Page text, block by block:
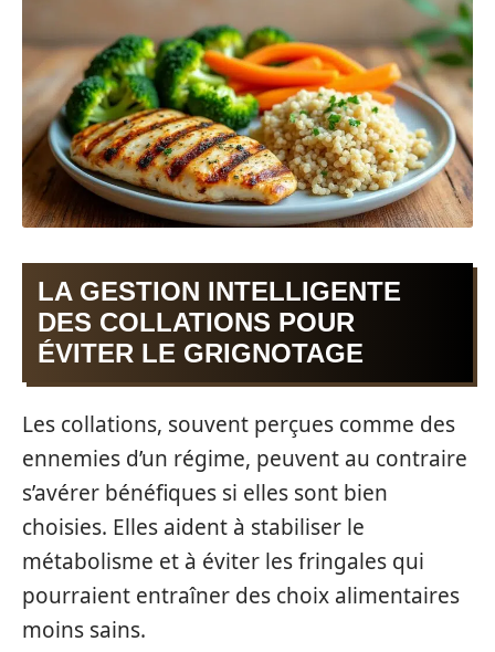
LA GESTION INTELLIGENTE
DES COLLATIONS POUR
ÉVITER LE GRIGNOTAGE
Les collations, souvent perçues comme des
ennemies d’un régime, peuvent au contraire
s’avérer bénéfiques si elles sont bien
choisies. Elles aident à stabiliser le
métabolisme et à éviter les fringales qui
pourraient entraîner des choix alimentaires
moins sains.